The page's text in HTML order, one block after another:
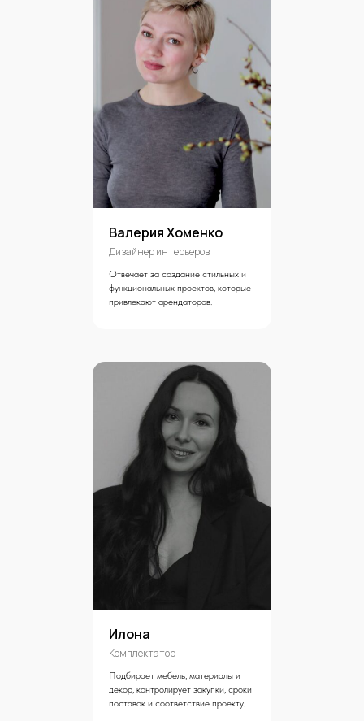
Валерия Хоменко
Дизайнер интерьеров
Отвечает за создание стильных и
функциональных проектов, которые
привлекают арендаторов.
Илона
Комплектатор
Подбирает мебель, материалы и
декор, контролирует закупки, сроки
поставок и соответствие проекту.